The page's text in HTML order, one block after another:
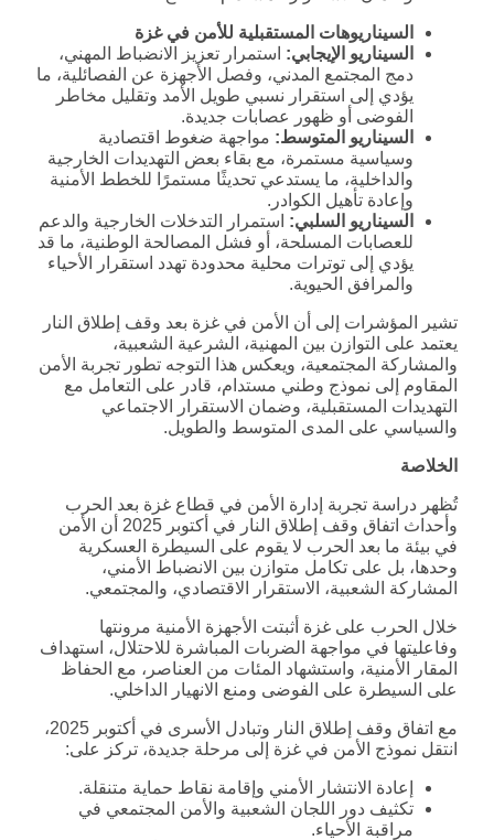
السيناريوهات المستقبلية للأمن في غزة
السيناريو الإيجابي: استمرار تعزيز الانضباط المهني،
دمج المجتمع المدني، وفصل الأجهزة عن الفصائلية، ما
يؤدي إلى استقرار نسبي طويل الأمد وتقليل مخاطر
الفوضى أو ظهور عصابات جديدة.
السيناريو المتوسط: مواجهة ضغوط اقتصادية
وسياسية مستمرة، مع بقاء بعض التهديدات الخارجية
والداخلية، ما يستدعي تحديثًا مستمرًا للخطط الأمنية
وإعادة تأهيل الكوادر.
السيناريو السلبي: استمرار التدخلات الخارجية والدعم
للعصابات المسلحة، أو فشل المصالحة الوطنية، ما قد
يؤدي إلى توترات محلية محدودة تهدد استقرار الأحياء
والمرافق الحيوية.
تشير المؤشرات إلى أن الأمن في غزة بعد وقف إطلاق النار
يعتمد على التوازن بين المهنية، الشرعية الشعبية،
والمشاركة المجتمعية، ويعكس هذا التوجه تطور تجربة الأمن
المقاوم إلى نموذج وطني مستدام، قادر على التعامل مع
التهديدات المستقبلية، وضمان الاستقرار الاجتماعي
والسياسي على المدى المتوسط والطويل.
الخلاصة
تُظهر دراسة تجربة إدارة الأمن في قطاع غزة بعد الحرب
وأحداث اتفاق وقف إطلاق النار في أكتوبر 2025 أن الأمن
في بيئة ما بعد الحرب لا يقوم على السيطرة العسكرية
وحدها، بل على تكامل متوازن بين الانضباط الأمني،
المشاركة الشعبية، الاستقرار الاقتصادي، والمجتمعي.
خلال الحرب على غزة أثبتت الأجهزة الأمنية مرونتها
وفاعليتها في مواجهة الضربات المباشرة للاحتلال، استهداف
المقار الأمنية، واستشهاد المئات من العناصر، مع الحفاظ
على السيطرة على الفوضى ومنع الانهيار الداخلي.
مع اتفاق وقف إطلاق النار وتبادل الأسرى في أكتوبر 2025،
انتقل نموذج الأمن في غزة إلى مرحلة جديدة، تركز على:
إعادة الانتشار الأمني وإقامة نقاط حماية متنقلة.
تكثيف دور اللجان الشعبية والأمن المجتمعي في
مراقبة الأحياء.